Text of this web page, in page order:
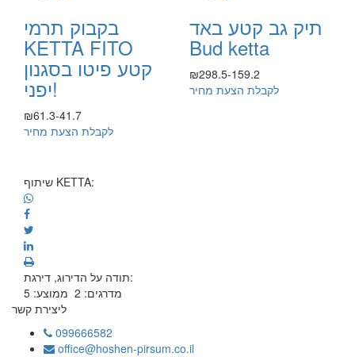
תיק גב קטע באד
Bud ketta
₪298.5-159.2
לקבלת הצעת מחיר
בקבוק תרמי
KETTA FITO
קטע פיטו בסגנון
יפני!
₪61.3-41.7
לקבלת הצעת מחיר
שיתוף KETTA:
תודה על הדירוג, דירגת:
מדרגים: 2 ממוצע: 5
ליצירת קשר
099666582
office@hoshen-pirsum.co.il